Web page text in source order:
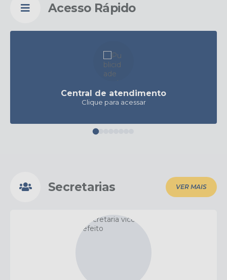
Acesso Rápido
Central de atendimento
Clique para acessar
Secretarias VER MAIS